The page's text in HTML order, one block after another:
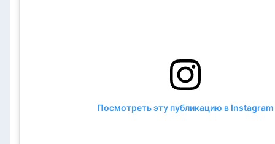
Посмотреть эту публикацию в Instagram